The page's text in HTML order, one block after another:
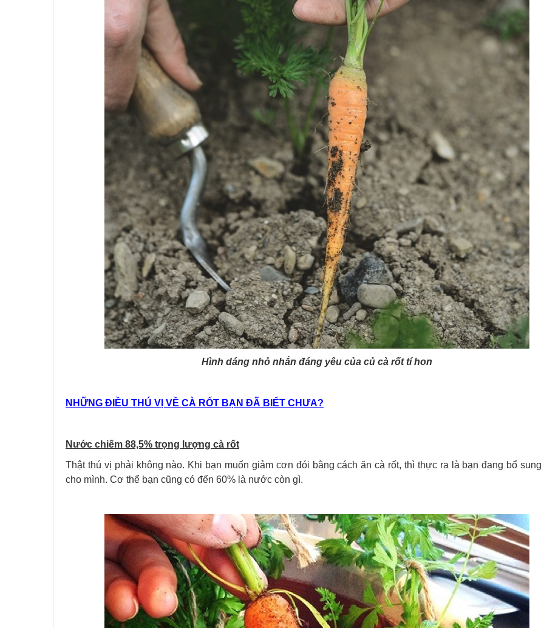
Hình dáng nhỏ nhắn đáng yêu của củ cà rốt tí hon
NHỮNG ĐIỀU THÚ VỊ VỀ CÀ RỐT BẠN ĐÃ BIẾT CHƯA?
Nước chiếm 88,5% trọng lượng cà rốt
Thật thú vị phải không nào. Khi bạn muốn giảm cơn đói bằng cách ăn cà rốt, thì thực ra là bạn đang bổ
cho mình. Cơ thể bạn cũng có đến 60% là nước còn gì.